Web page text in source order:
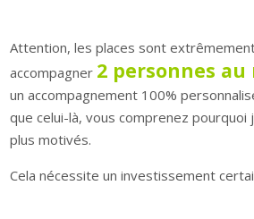
Attention, les places sont
accompagner 2 personnes
un accompagnement 100%
que celui-là, vous comprenez pourquoi
plus motivés.
Cela nécessite un investissement